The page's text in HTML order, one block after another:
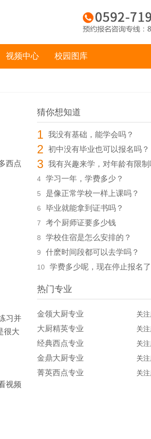
视频中心 校园图库
西点
习并
很大
视频
猜你想知道
1 我没有基础，能学会吗？
2 初中没有毕业也可以报名吗？
3 我有兴趣来学，对年龄有限制
4 学习一年，学费多少？
5 是像正常学校一样上课吗？
6 毕业就能拿到证书吗？
7 考个厨师证要多少钱
8 学校住宿是怎么安排的？
9 什麽时间段都可以去学吗？
10 学费多少呢，现在停止报名了
热门专业
金领大厨专业 关
大厨精英专业 关
经典西点专业 关
金鼎大厨专业 关
菁英西点专业 关